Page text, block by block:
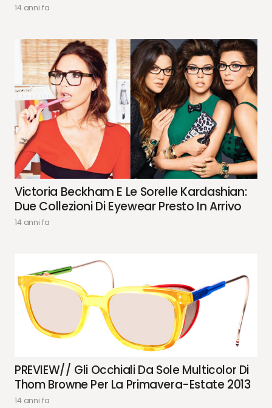
14 anni fa
Victoria Beckham E Le Sorelle Kardashian:
Due Collezioni Di Eyewear Presto In Arrivo
14 anni fa
PREVIEW// Gli Occhiali Da Sole Multicolor Di
Thom Browne Per La Primavera-Estate 2013
14 anni fa